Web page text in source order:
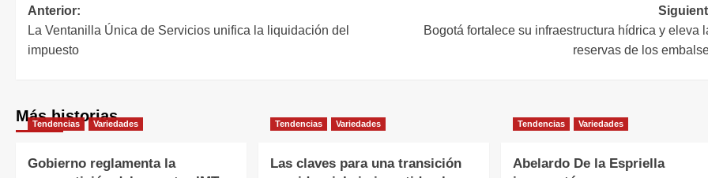
Anterior:
La Ventanilla Única de Servicios unifica la liquidación del
impuesto
Bogotá fortalece su infraestructura hídrica y eleva
reservas de los
Más historias
Tendencias Variedades
Gobierno reglamenta la
Tendencias Variedades
Las claves para una transición
Tendencias Variedades
Abelardo De la Espriella